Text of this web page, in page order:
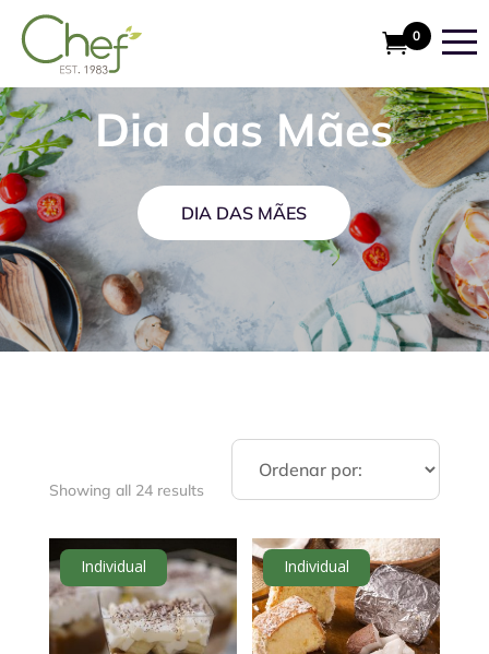
0
Dia das Mães
DIA DAS MÃES
Showing all 24 results
Individual Individual